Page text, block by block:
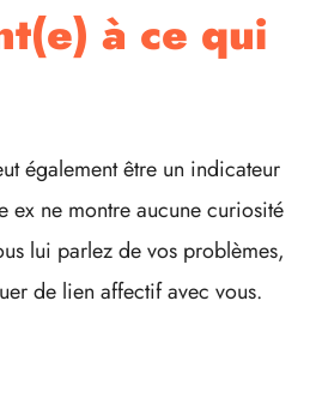
à ce qui
également être un indicateur
ex ne montre aucune curiosité
lui parlez de vos problèmes,
de lien affectif avec vous.